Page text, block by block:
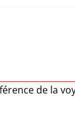
de la